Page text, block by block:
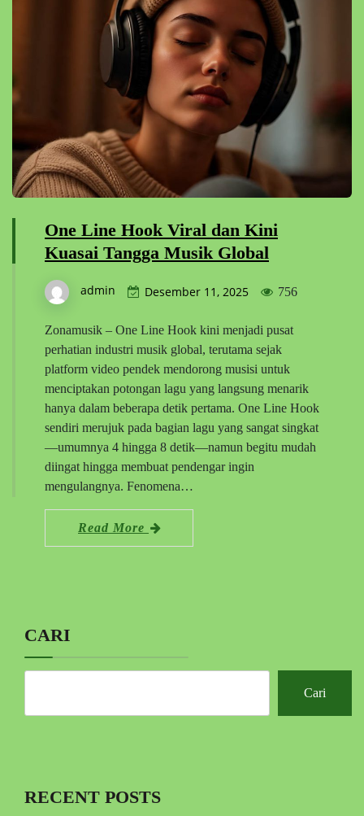
One Line Hook Viral dan Kini
Kuasai Tangga Musik Global
admin Desember 11, 2025 756
Zonamusik – One Line Hook kini menjadi pusat
perhatian industri musik global, terutama sejak
platform video pendek mendorong musisi untuk
menciptakan potongan lagu yang langsung menarik
hanya dalam beberapa detik pertama. One Line Hook
sendiri merujuk pada bagian lagu yang sangat singkat
—umumnya 4 hingga 8 detik—namun begitu mudah
diingat hingga membuat pendengar ingin
mengulangnya. Fenomena…
Read More
CARI
Cari
RECENT POSTS